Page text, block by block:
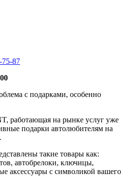
75-87
с подарками, особенно
работающая на рынке услуг уже
подарки автолюбителям на
такие товары как:
автобрелоки, ключицы,
аксессуары с символикой вашего